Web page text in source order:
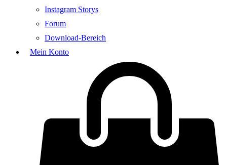
Instagram Storys
Forum
Download-Bereich
Mein Konto